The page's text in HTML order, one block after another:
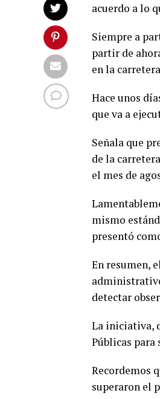
acuerdo a lo
Siempre a
partir de
en la
Hace unos
que va a
Señala que
de la
el mes de
mismo
presentó
En resumen,
detectar
La iniciativa,
Públicas para
Recordemos
superaron el